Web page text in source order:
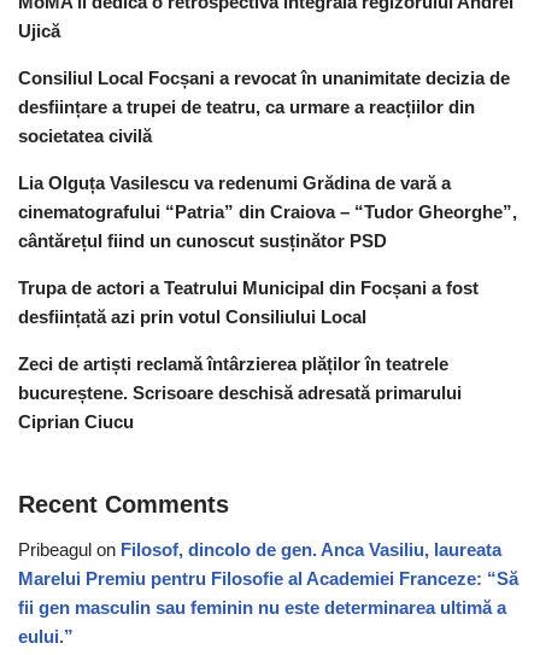
Ujică
Consiliul Local Focșani a revocat în unanimitate decizia de
desființare a trupei de teatru, ca urmare a reacțiilor din
societatea civilă
Lia Olguța Vasilescu va redenumi Grădina de vară a
cinematografului “Patria” din Craiova – “Tudor Gheorghe”,
cântărețul fiind un cunoscut susținător PSD
Trupa de actori a Teatrului Municipal din Focșani a fost
desființată azi prin votul Consiliului Local
Zeci de artiști reclamă întârzierea plăților în teatrele
bucureștene. Scrisoare deschisă adresată primarului
Ciprian Ciucu
Recent Comments
Pribeagul on Filosof, dincolo de gen. Anca Vasiliu, laureata
Marelui Premiu pentru Filosofie al Academiei Franceze: “Să
fii gen masculin sau feminin nu este determinarea ultimă a
eului.”